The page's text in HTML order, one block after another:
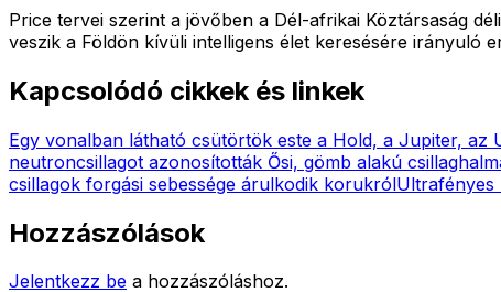
Price tervei szerint a jövőben a Dél-afrikai Köztársaság
veszik a Földön kívüli intelligens élet keresésére irányuló
Kapcsolódó cikkek és linkek
Egy vonalban látható csütörtök este a Hold, a Jupiter, az
neutroncsillagot azonosították Ősi, gömb alakú
csillagok forgási sebessége árulkodik korukrólUltrafényes
Hozzászólások
Jelentkezz be a hozzászóláshoz.